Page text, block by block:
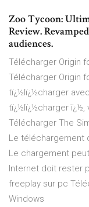
Zoo Tycoon:
Review.
audiences.
Télécharger Origin
Télécharger Origin
tï¿½lï¿½charger
tï¿½lï¿½charger ï¿½,
Télécharger The
Le téléchargement
Le chargement
Internet doit rester
freeplay sur pc
Windows